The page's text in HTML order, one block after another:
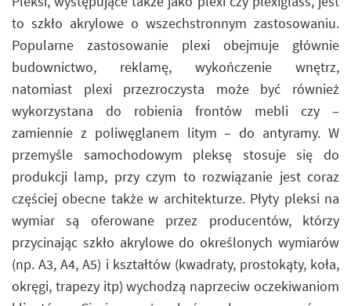
to szkło akrylowe o wszechstronnym zastosowaniu.
Popularne zastosowanie plexi obejmuje głównie
budownictwo, reklamę, wykończenie wnętrz,
natomiast plexi przezroczysta może być również
wykorzystana do robienia frontów mebli czy –
zamiennie z poliwęglanem litym – do antyramy. W
przemyśle samochodowym pleksę stosuje się do
produkcji lamp, przy czym to rozwiązanie jest coraz
częściej obecne także w architekturze. Płyty pleksi na
wymiar są oferowane przez producentów, którzy
przycinając szkło akrylowe do określonych wymiarów
(np. A3, A4, A5) i kształtów (kwadraty, prostokąty, koła,
okręgi, trapezy itp) wychodzą naprzeciw oczekiwaniom